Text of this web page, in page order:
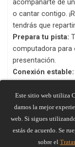
Este sitio web utiliza
damos la mejor
web. Si sigues
estás de acuerdo. Se
sobre el
acompañarte de
o cantar contigo.
tendrás que
Prepara tu pista:
computadora para
presentación.
Conexión estable:
otras
Letra a mano:
para evitar
Puntualidad: Tu
programa, así que
No podrás